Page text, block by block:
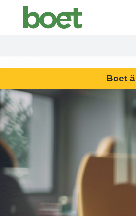
End Product brochure -->
Boet